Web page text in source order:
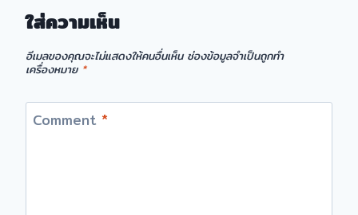
ใส่ความเห็น
อีเมลของคุณจะไม่แสดงให้คนอื่นเห็น ช่องข้อมูลจำเป็นถูกทำ
เครื่องหมาย *
Comment *